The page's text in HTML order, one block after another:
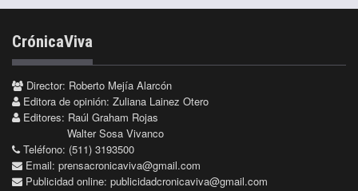
CrónicaViva
Director: Roberto Mejía Alarcón
Editora de opinión: Zuliana Lainez Otero
Editores: Raúl Graham Rojas
Walter Sosa Vivanco
Teléfono: (511) 3193500
Email: prensacronicaviva@gmail.com
Publicidad online: publicidadcronicaviva@gmail.com